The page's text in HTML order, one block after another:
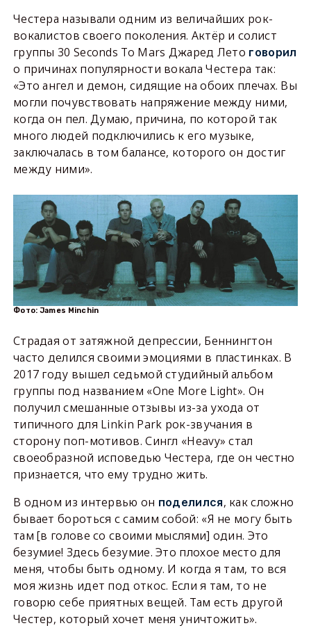
Честера называли одним из величайших рок-
вокалистов своего поколения. Актёр и солист
группы 30 Seconds To Mars Джаред Лето говорил
о причинах популярности вокала Честера так:
«Это ангел и демон, сидящие на обоих плечах. Вы
могли почувствовать напряжение между ними,
когда он пел. Думаю, причина, по которой так
много людей подключились к его музыке,
заключалась в том балансе, которого он достиг
между ними».
Фото: James Minchin
Страдая от затяжной депрессии, Беннингтон
часто делился своими эмоциями в пластинках. В
2017 году вышел седьмой студийный альбом
группы под названием «One More Light». Он
получил смешанные отзывы из-за ухода от
типичного для Linkin Park рок-звучания в
сторону поп-мотивов. Сингл «Heavy» стал
своеобразной исповедью Честера, где он честно
признается, что ему трудно жить.
В одном из интервью он поделился, как сложно
бывает бороться с самим собой: «Я не могу быть
там [в голове со своими мыслями] один. Это
безумие! Здесь безумие. Это плохое место для
меня, чтобы быть одному. И когда я там, то вся
моя жизнь идет под откос. Если я там, то не
говорю себе приятных вещей. Там есть другой
Честер, который хочет меня уничтожить».